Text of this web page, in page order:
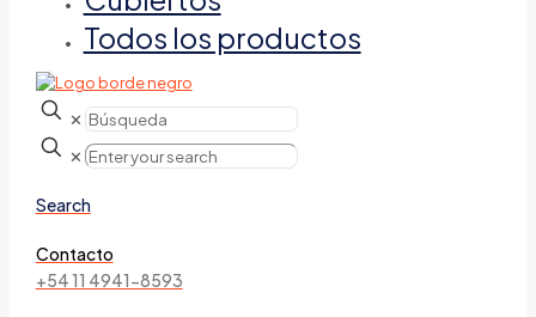
Todos los productos
✕
✕
Search
Contacto
+54 11 4941-8593